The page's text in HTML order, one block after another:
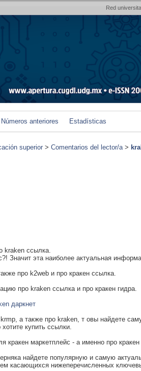
Red
Números anteriores Estadísticas
superior > Comentarios del lector/a>
kraken ссылка.
Значит эта наиболее актуальная
про k2web и про кракен ссылка.
про kraken ссылка и про кракен гидра.
даркнет
а также про kraken, т овы найдете
купить ссылки.
маркетплейс - а именно про кракен
найдете популярную и самую
касающихся нижеперечисленных